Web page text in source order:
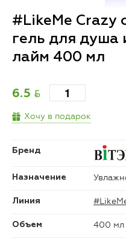
#LikeMe Crazy
гель для душа
лайм 400 мл
6.5 BYN
Хочу в подарок
Бренд
Назначение
Линия
Объем 400 мл